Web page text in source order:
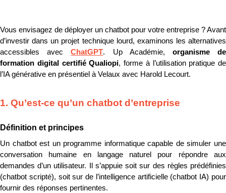
Vous envisagez de déployer un chatbot pour votre entreprise ? Avant
d’investir dans un projet technique lourd, examinons les alternatives
accessibles avec ChatGPT. Up Académie, organisme de
formation digital certifié Qualiopi, forme à l’utilisation pratique de
l’IA générative en présentiel à Velaux avec Harold Lecourt.
1. Qu’est-ce qu’un chatbot d’entreprise
Définition et principes
Un chatbot est un programme informatique capable de simuler une
conversation humaine en langage naturel pour répondre aux
demandes d’un utilisateur. Il s’appuie soit sur des règles prédéfinies
(chatbot scripté), soit sur de l’intelligence artificielle (chatbot IA) pour
fournir des réponses pertinentes.